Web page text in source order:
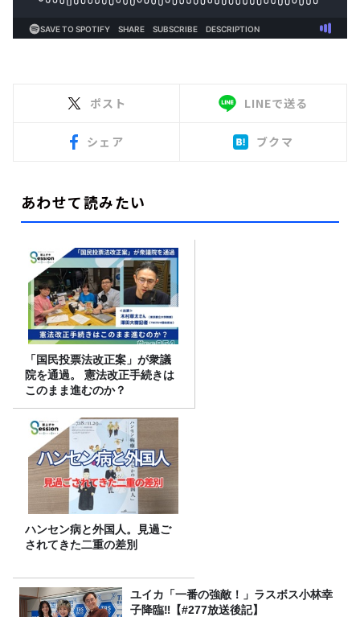
ポスト LINEで送る
シェア ブクマ
あわせて読みたい
「国民投票法改正案」が衆議
院を通過。 憲法改正手続きは
このまま進むのか？
ハンセン病と外国人。見過ご
されてきた二重の差別
ユイカ「一番の強敵！」ラスボス小林幸
子降臨‼【#277放送後記】